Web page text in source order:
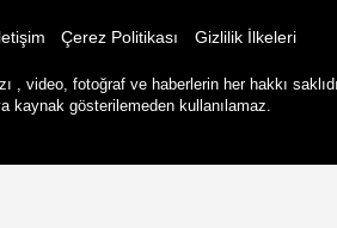
İletişim Çerez Politikası Gizlilik İlkeleri
, video, fotoğraf ve haberlerin her hakkı
kaynak gösterilemeden kullanılamaz.